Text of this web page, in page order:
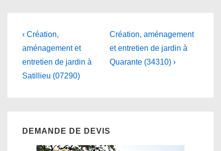
Navigation
de
l’article
Previous
Post
is
‹ Création,
aménagement et
entretien de jardin à
Satillieu (07290)
Next
Post
is
Création, aménagement
et entretien de jardin à
Quarante (34310) ›
DEMANDE DE DEVIS